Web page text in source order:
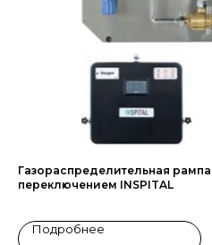
Газораспределительная
переключением INSPITAL
Подробнее